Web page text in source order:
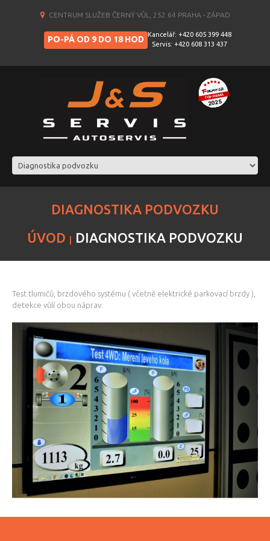
CENTRUM SLUŽEB ČERNÝ VŮL, 252 64 PRAHA - ZÁPAD
PO-PÁ OD 9 DO 18 HOD Kancelář: +420 605 399 448
Servis: +420 608 313 437
DIAGNOSTIKA PODVOZKU
ÚVOD
DIAGNOSTIKA PODVOZKU
Test tlumičů, brzdového systému ( včetně elektrické parkovací brzdy ),
detekce vůlí obou náprav.